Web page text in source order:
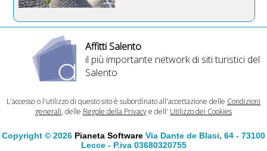
Affitti Salento
il più importante network di siti turistici del
Salento
L'accesso o l'utilizzo di questo sito è subordinato all'accettazione delle Condizioni
generali, delle Regole della Privacye dell' Utilizzo dei Cookies
Copyright © 2026 Pianeta Software Via Dante de Blasi, 64 - 73100
Lecce - P.iva 03680320755